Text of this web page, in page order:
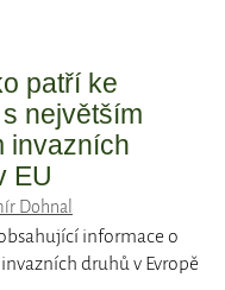
patří ke
největším
invazních
EU
Dohnal
informace o
druhů v Evropě